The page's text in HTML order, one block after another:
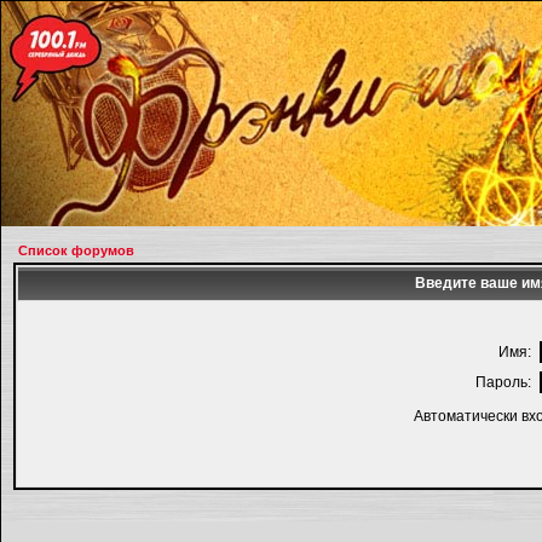
Список форумов
Введите ваше
Имя:
Пароль:
Автоматически